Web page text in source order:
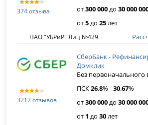
374 отзыва
от300 000до30 000
от5до25лет
ПАО "УБРиР" Лиц.№429
3212 отзывов
СберБанк -
Домклик
Без первоначального
ПСК26.8% -30.67%
от300 000до30 000
от 1 до30лет